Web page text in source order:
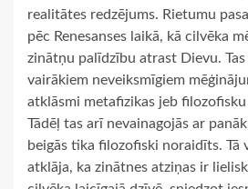
realitātes redzējums. Rietumu
pēc Renesanses laikā, kā cilvēka
zinātņu palīdzību atrast Dievu.
vairākiem neveiksmīgiem
atklāsmi metafizikas jeb
Tādēļ tas arī nevainagojās ar
beigās tika filozofiski noraidīts. Tā
atklāja, ka zinātnes atziņas ir